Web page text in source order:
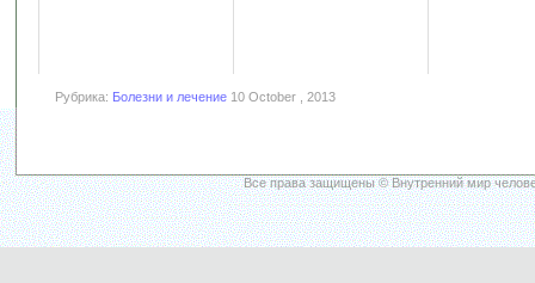
Рубрика: Болезни и лечение 10 October , 2013
Все права защищены © Внутренний мир